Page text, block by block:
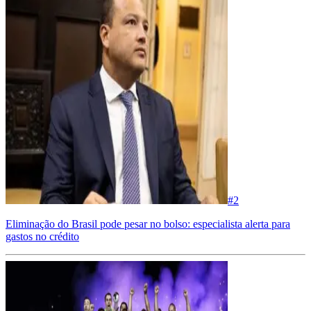
#2
Eliminação do Brasil pode pesar no bolso: especialista alerta para
gastos no crédito